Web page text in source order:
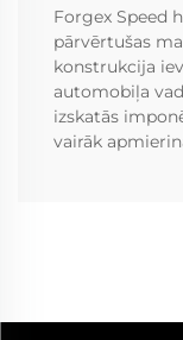
Forgex Speed
pārvērtušas
konstrukcija
automobiļa
izskatās
vairāk